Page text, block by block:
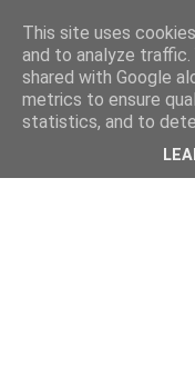
This site uses
and to analyze traffic.
shared with Google
metrics to ensure
statistics, and to